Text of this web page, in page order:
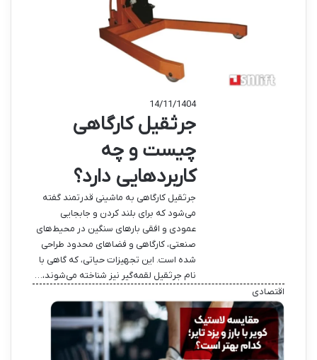
14/11/1404
جرثقیل کارگاهی
چیست و چه
کاربردهایی دارد؟
جرثقیل کارگاهی به ماشینی قدرتمند گفته
می‌شود که برای بلند کردن و جابجایی
عمودی و افقی بارهای سنگین در محیط‌های
صنعتی، کارگاهی و فضاهای محدود طراحی
شده است. این تجهیزات حیاتی، که گاهی با
نام جرثقیل لقمه‌گیر نیز شناخته می‌شوند،…
اقتصادی